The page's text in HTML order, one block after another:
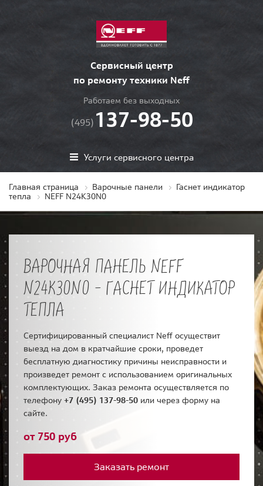
Сервисный центр
по ремонту техники Neff
Работаем без выходных
(495) 137-98-50
Услуги сервисного центра
Главная страница Варочные панели
Гаснет индикатор
тепла
NEFF N24K30N0
ВАРОЧНАЯ ПАНЕЛЬ NEFF
N24K30N0 - ГАСНЕТ ИНДИКАТОР
ТЕПЛА
Сертифицированный специалист Neff осуществит
выезд на дом в кратчайшие сроки, проведет
бесплатную диагностику причины неисправности и
произведет ремонт с использованием оригинальных
комплектующих. Заказ ремонта осуществляется по
телефону +7 (495) 137-98-50 или через форму на
сайте.
от 750 руб
Заказать ремонт